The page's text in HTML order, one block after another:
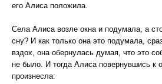
его Алиса положила.
Села Алиса возле окна и подумала, а
сну? И как только она это подумала,
вздох, она обернулась думая, что это
не было. И тогда Алиса повернувшись к
произнесла: